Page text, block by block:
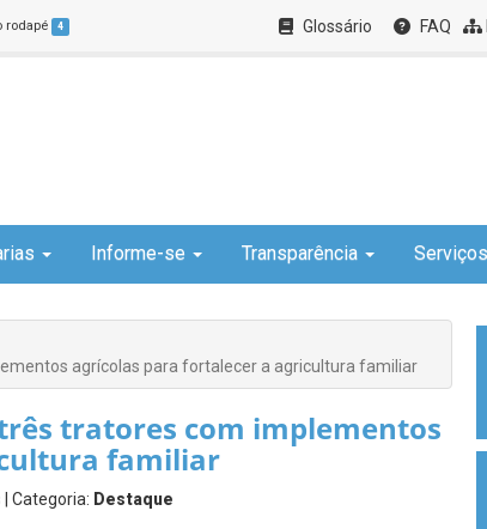
rodapé 4 Glossário FAQ
Informe-se Transparência
agrícolas para fortalecer a agricultura familiar
tratores com implementos
familiar
| Categoria: Destaque